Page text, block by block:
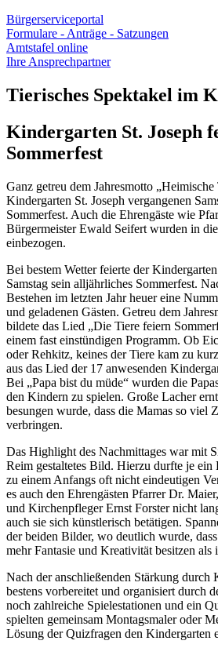
Bürgerserviceportal
Formulare - Anträge - Satzungen
Amtstafel online
Ihre Ansprechpartner
Tierisches Spektakel im
Kindergarten St. Joseph
Sommerfest
Ganz getreu dem Jahresmotto
Kindergarten St. Joseph vergangenen
Sommerfest. Auch die Ehrengäste wie
Bürgermeister Ewald Seifert wurden in
einbezogen.
Bei bestem Wetter feierte der
Samstag sein alljährliches Sommerfest.
Bestehen im letzten Jahr heuer eine
und geladenen Gästen. Getreu dem
bildete das Lied „Die Tiere feiern
einem fast einstündigen Programm. Ob
oder Rehkitz, keines der Tiere kam zu
aus das Lied der 17 anwesenden
Bei „Papa bist du müde“ wurden die
den Kindern zu spielen. Große Lacher
besungen wurde, dass die Mamas so viel
verbringen.
Das Highlight des Nachmittages war mit
Reim gestaltetes Bild. Hierzu durfte je
zu einem Anfangs oft nicht eindeutigen
es auch den Ehrengästen Pfarrer Dr.
und Kirchenpfleger Ernst Forster nicht
auch sie sich künstlerisch betätigen.
der beiden Bilder, wo deutlich wurde,
mehr Fantasie und Kreativität besitzen als
Nach der anschließenden Stärkung durch
bestens vorbereitet und organisiert durch
noch zahlreiche Spielestationen und ein
spielten gemeinsam Montagsmaler oder
Lösung der Quizfragen den Kindergarten